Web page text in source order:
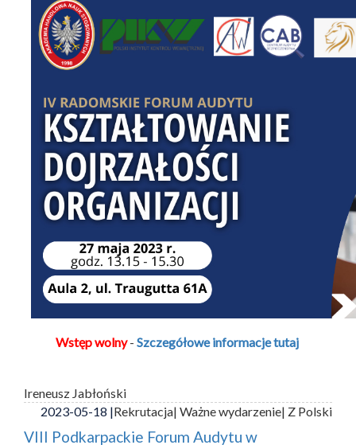
Wstęp wolny- Szczegółowe informacje tutaj
Ireneusz Jabłoński
2023-05-18 |Rekrutacja| Ważne wydarzenie| Z Polski
VIII Podkarpackie Forum Audytu w